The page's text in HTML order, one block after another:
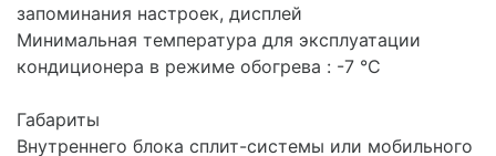
запоминания настроек, дисплей
Минимальная температура для эксплуатации
кондиционера в режиме обогрева : -7 °С
Габариты
Внутреннего блока сплит-системы или мобильного